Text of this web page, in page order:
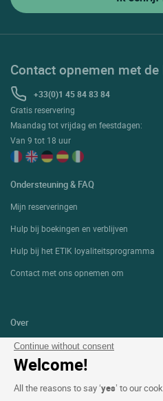
Continue without consent
Welcome!
All the reasons to say ‘yes’ to our
Contact opnemen met
+33(0)1 45 84 83 84
Gratis reservering
Maandag tot vrijdag en feestdagen:
Van 9 tot 18 uur
Ondersteuning & FAQ
Mijn reserveringen
Hulp bij boekingen en verblijven
Hulp bij het ETIK loyaliteitsprogramma
Contact met ons opnemen om
Over
Wie zijn wij?
Extranet hotel
Word lid van de groep